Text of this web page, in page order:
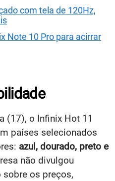
com tela de 120Hz,
Note 10 Pro para acirrar
(17), o Infinix Hot 11
países selecionados
azul, dourado, preto e
não divulgou
os preços,